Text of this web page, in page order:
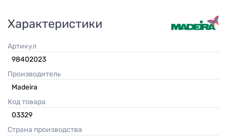
Характеристики
Артикул
98402023
Производитель
Madeira
Код товара
03329
Страна производства